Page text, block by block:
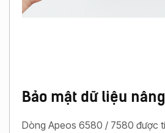
Bảo mật dữ liệu
Dòng Apeos 6580 / 7580 được